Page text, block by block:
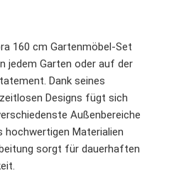
160 cm Gartenmöbel-Set
jedem Garten oder auf der
Dank seines
Designs fügt sich
Außenbereiche
hochwertigen Materialien
sorgt für dauerhaften